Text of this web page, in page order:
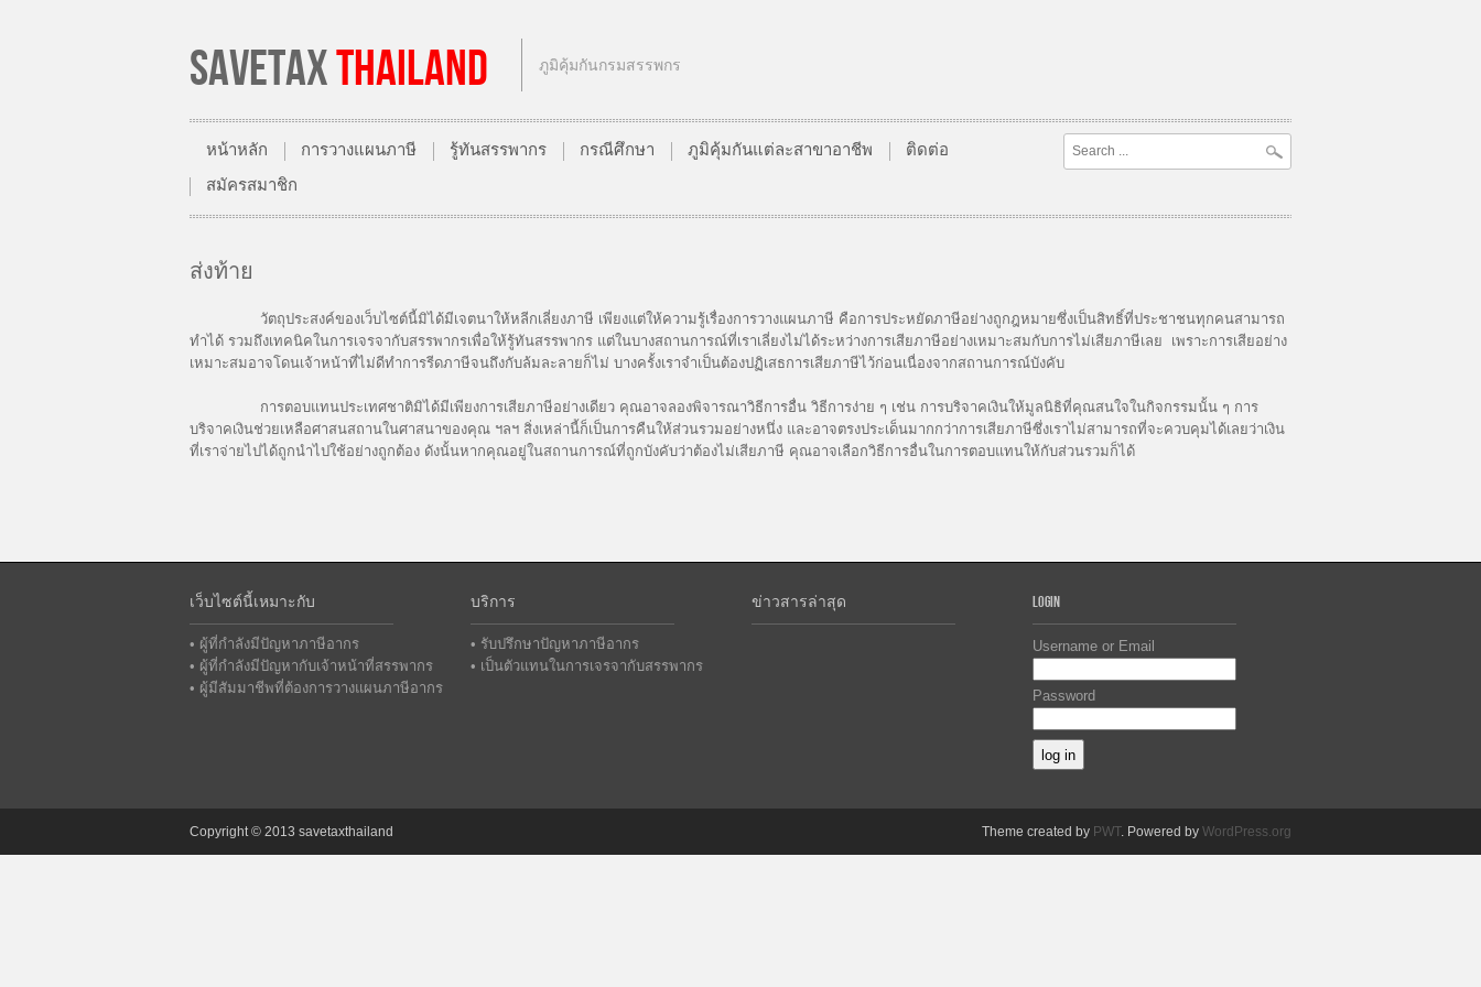
SAVETAXTHAILAND ภูมิคุ้มกันกรมสรรพกร
หน้าหลัก การวางแผนภาษี รู้ทันสรรพากร กรณีศึกษา ภูมิคุ้มกันแต่ละสาขาอาชีพ
ติดต่อ
สมัครสมาชิก
ส่งท้าย
วัตถุประสงค์ของเว็บไซต์นี้มิได้มีเจตนาให้หลีกเลี่ยงภาษี เพียงแต่ให้ความรู้เรื่องการวางแผนภาษี คือการประหยัดภาษีอย่างถูกฎหมายซึ่งเป็นสิทธิ์ที่ประชาชนทุกคนสามารถ
ทำได้ รวมถึงเทคนิคในการเจรจากับสรรพากรเพื่อให้รู้ทันสรรพากร แต่ในบางสถานการณ์ที่เราเลี่ยงไม่ได้ระหว่างการเสียภาษีอย่างเหมาะสมกับการไม่เสียภาษีเลย เพราะการเสียอย่าง
เหมาะสมอาจโดนเจ้าหน้าที่ไม่ดีทำการรีดภาษีจนถึงกับล้มละลายก็ไม่ บางครั้งเราจำเป็นต้องปฏิเสธการเสียภาษีไว้ก่อนเนื่องจากสถานการณ์บังคับ
การตอบแทนประเทศชาติมิได้มีเพียงการเสียภาษีอย่างเดียว คุณอาจลองพิจารณาวิธีการอื่น วิธีการง่าย ๆ เช่น การบริจาคเงินให้มูลนิธิที่คุณสนใจในกิจกรรมนั้น ๆ การ
บริจาคเงินช่วยเหลือศาสนสถานในศาสนาของคุณ ฯลฯ สิ่งเหล่านี้ก็เป็นการคืนให้ส่วนรวมอย่างหนึ่ง และอาจตรงประเด็นมากกว่าการเสียภาษีซึ่งเราไม่สามารถที่จะควบคุมได้เลยว่าเงิน
ที่เราจ่ายไปได้ถูกนำไปใช้อย่างถูกต้อง ดังนั้นหากคุณอยู่ในสถานการณ์ที่ถูกบังคับว่าต้องไม่เสียภาษี คุณอาจเลือกวิธีการอื่นในการตอบแทนให้กับส่วนรวมก็ได้
เว็บไซต์นี้เหมาะกับ
• ผู้ที่กำลังมีปัญหาภาษีอากร
• ผู้ที่กำลังมีปัญหากับเจ้าหน้าที่สรรพากร
• ผู้มีสัมมาชีพที่ต้องการวางแผนภาษีอากร
บริการ
• รับปรึกษาปัญหาภาษีอากร
• เป็นตัวแทนในการเจรจากับสรรพากร
ข่าวสารล่าสุด LOGIN
Username or Email
Password
Copyright © 2013 savetaxthailand Theme created by PWT. Powered by WordPress.org